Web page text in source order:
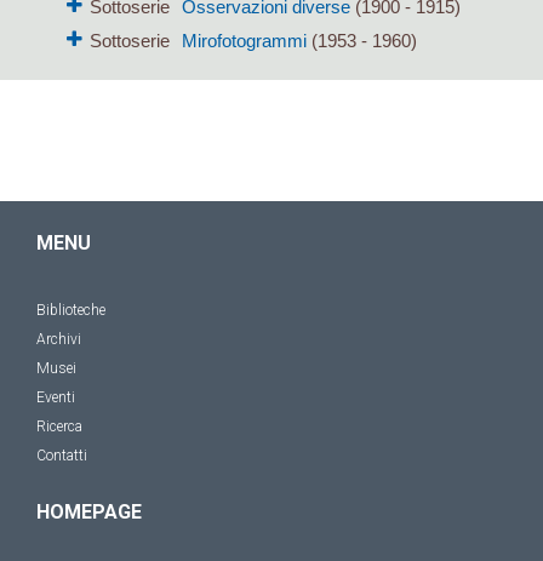
Sottoserie
Osservazioni diverse (1900 - 1915)
Sottoserie
Mirofotogrammi (1953 - 1960)
MENU
Biblioteche
Archivi
Musei
Eventi
Ricerca
Contatti
HOMEPAGE